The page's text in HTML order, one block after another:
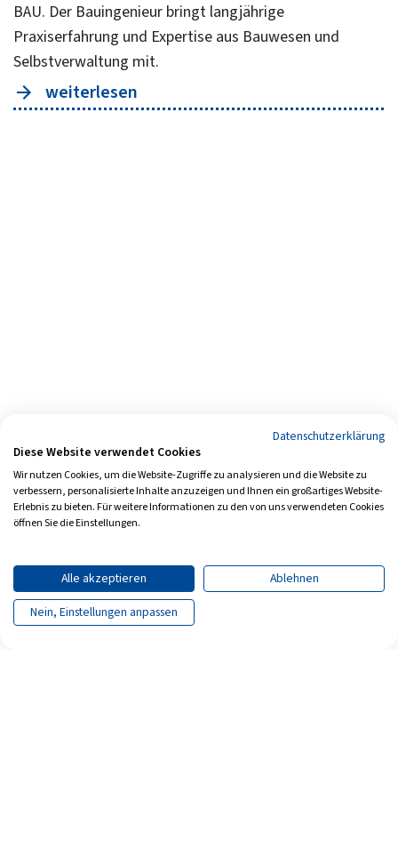
BAU. Der Bauingenieur bringt langjährige
Praxiserfahrung und Expertise aus Bauwesen und
Selbstverwaltung mit.
weiterlesen
Datenschutzerklärung
Diese Website verwendet Cookies
Wir nutzen Cookies, um die Website-Zugriffe zu analysieren und die Website zu
verbessern, personalisierte Inhalte anzuzeigen und Ihnen ein großartiges Website-
Erlebnis zu bieten. Für weitere Informationen zu den von uns verwendeten Cookies
öffnen Sie die Einstellungen.
Alle akzeptieren
Ablehnen
Nein, Einstellungen anpassen